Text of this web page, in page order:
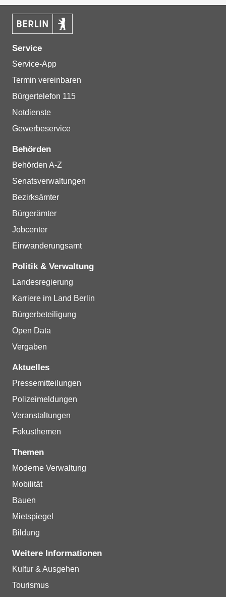
Service
Service-App
Termin vereinbaren
Bürgertelefon 115
Notdienste
Gewerbeservice
Behörden
Behörden A-Z
Senatsverwaltungen
Bezirksämter
Bürgerämter
Jobcenter
Einwanderungsamt
Politik & Verwaltung
Landesregierung
Karriere im Land Berlin
Bürgerbeteiligung
Open Data
Vergaben
Aktuelles
Pressemitteilungen
Polizeimeldungen
Veranstaltungen
Fokusthemen
Themen
Moderne Verwaltung
Mobilität
Bauen
Mietspiegel
Bildung
Weitere Informationen
Kultur & Ausgehen
Tourismus